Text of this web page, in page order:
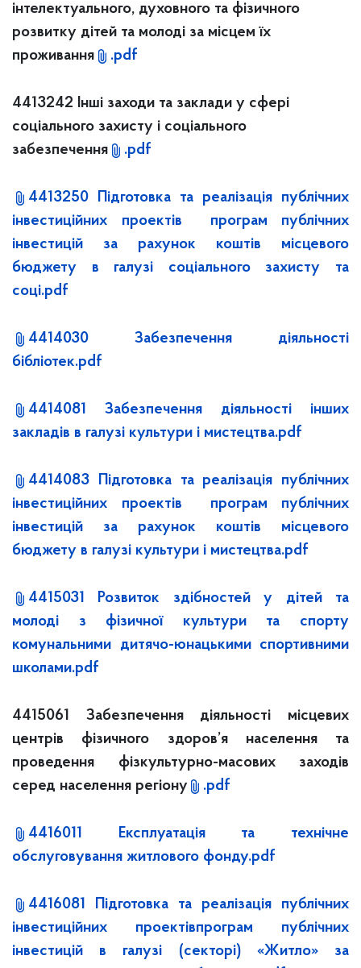
інтелектуального, духовного та фізичного
розвитку дітей та молоді за місцем їх
проживання
.pdf
4413242 Інші заходи та заклади у сфері
соціального захисту і соціального
забезпечення
.pdf
4413250 Підготовка та реалізація публічних
інвестиційних проектів програм публічних
інвестицій за рахунок коштів місцевого
бюджету в галузі соціального захисту та
соці.pdf
4414030 Забезпечення діяльності
бібліотек.pdf
4414081 Забезпечення діяльності інших
закладів в галузі культури і мистецтва.pdf
4414083 Підготовка та реалізація публічних
інвестиційних проектів програм публічних
інвестицій за рахунок коштів місцевого
бюджету в галузі культури і мистецтва.pdf
4415031 Розвиток здібностей у дітей та
молоді з фізичної культури та спорту
комунальними дитячо-юнацькими спортивними
школами.pdf
4415061 Забезпечення діяльності місцевих
центрів фізичного здоров’я населення та
проведення фізкультурно-масових заходів
серед населення регіону
.pdf
4416011 Експлуатація та технічне
обслуговування житлового фонду.pdf
4416081 Підготовка та реалізація публічних
інвестиційних проектівпрограм публічних
інвестицій в галузі (секторі) «Житло» за